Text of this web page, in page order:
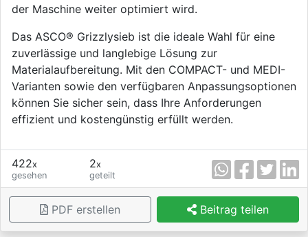
der Maschine weiter optimiert wird.
Das ASCO® Grizzlysieb ist die ideale Wahl für eine
zuverlässige und langlebige Lösung zur
Materialaufbereitung. Mit den COMPACT- und MEDI-
Varianten sowie den verfügbaren Anpassungsoptionen
können Sie sicher sein, dass Ihre Anforderungen
effizient und kostengünstig erfüllt werden.
422x
gesehen
2x
geteilt
PDF erstellen Beitrag teilen